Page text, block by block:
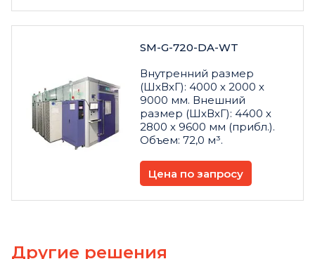
SM-G-720-DA-WT
Внутренний размер
(ШхВхГ): 4000 х 2000 х
9000 мм. Внешний
размер (ШхВхГ): 4400 х
2800 х 9600 мм (прибл.).
Объем: 72,0 м³.
Цена по запросу
Другие решения